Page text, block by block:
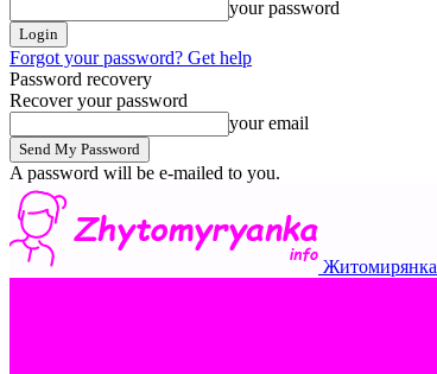
your password
Forgot your password? Get help
Password recovery
Recover your password
your email
A password will be e-mailed to you.
Житомирянка